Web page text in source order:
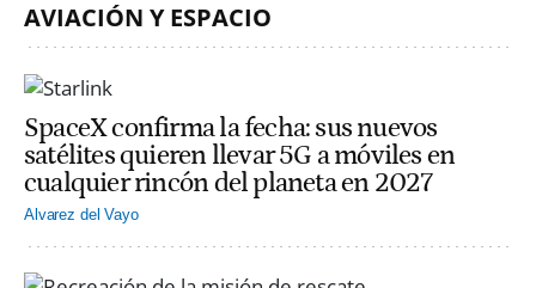
AVIACIÓN Y ESPACIO
SpaceX confirma la fecha: sus nuevos
satélites quieren llevar 5G a móviles en
cualquier rincón del planeta en 2027
Alvarez del Vayo